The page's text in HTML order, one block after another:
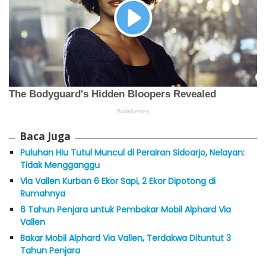
Baca Juga
Puluhan Hiu Tutul Muncul di Perairan Sidoarjo, Nelayan:
Tidak Mengganggu
Via Vallen Kurban 6 Ekor Sapi, 2 Ekor Dipotong di
Rumahnya
6 Tahun Penjara untuk Pembakar Mobil Alphard Via
Vallen
Bakar Mobil Alphard Via Vallen, Terdakwa Dituntut 3
Tahun Penjara